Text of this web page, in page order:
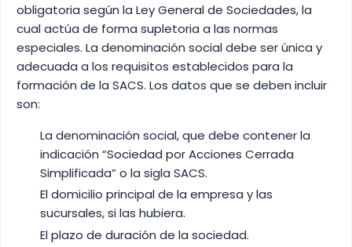
obligatoria según la Ley General de Sociedades, la
cual actúa de forma supletoria a las normas
especiales. La denominación social debe ser única y
adecuada a los requisitos establecidos para la
formación de la SACS. Los datos que se deben incluir
son:
La denominación social, que debe contener la
indicación “Sociedad por Acciones Cerrada
Simplificada” o la sigla SACS.
El domicilio principal de la empresa y las
sucursales, si las hubiera.
El plazo de duración de la sociedad.